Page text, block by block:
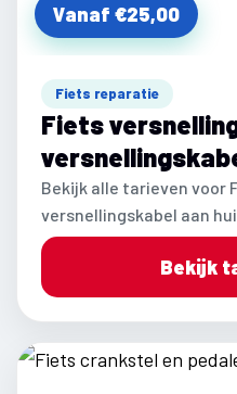
Vanaf €25,00
Fiets reparatie
Fiets
Bekijk alle tarieven voor
versnellingskabel aan
Bekijk